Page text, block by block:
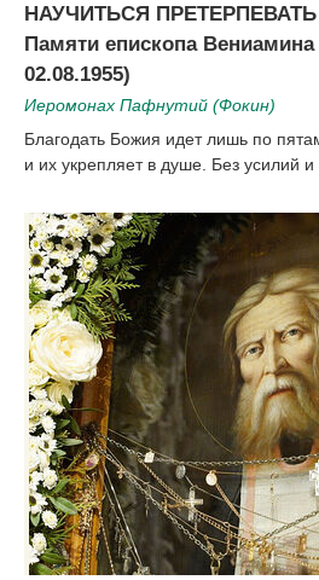
НАУЧИТЬСЯ
Памяти епископа
02.08.1955)
Иеромонах Пафнутий (Фокин)
Благодать Божия идет лишь по
и их укрепляет в душе. Без усилий